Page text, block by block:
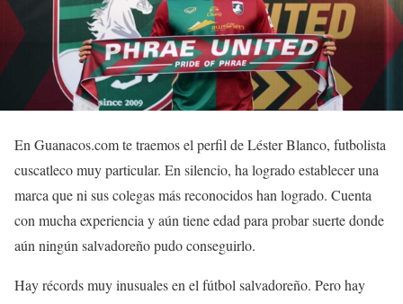
En Guanacos.com te traemos el perfil de Léster Blanco, futbolista
cuscatleco muy particular. En silencio, ha logrado establecer una
marca que ni sus colegas más reconocidos han logrado. Cuenta
con mucha experiencia y aún tiene edad para probar suerte donde
aún ningún salvadoreño pudo conseguirlo.
Hay récords muy inusuales en el fútbol salvadoreño. Pero hay